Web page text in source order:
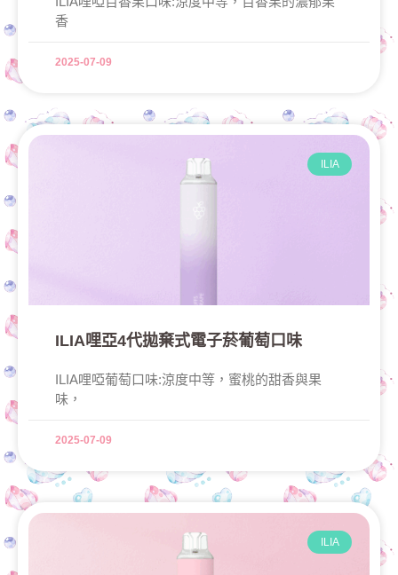
香
2025-07-09
ILIA
ILIA哩亞4代拋棄式電子菸葡萄口味
ILIA哩啞葡萄口味:涼度中等，蜜桃的甜香與果
味，
2025-07-09
ILIA